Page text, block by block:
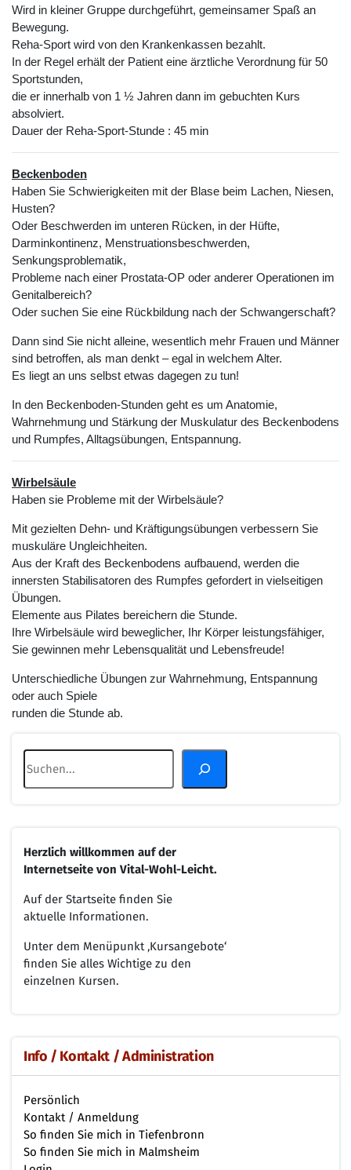
Wird in kleiner Gruppe durchgeführt, gemeinsamer Spaß an
Bewegung.
Reha-Sport wird von den Krankenkassen bezahlt.
In der Regel erhält der Patient eine ärztliche Verordnung für 50
Sportstunden,
die er innerhalb von 1 ½ Jahren dann im gebuchten Kurs
absolviert.
Dauer der Reha-Sport-Stunde : 45 min
Beckenboden
Haben Sie Schwierigkeiten mit der Blase beim Lachen, Niesen,
Husten?
Oder Beschwerden im unteren Rücken, in der Hüfte,
Darminkontinenz, Menstruationsbeschwerden,
Senkungsproblematik,
Probleme nach einer Prostata-OP oder anderer Operationen im
Genitalbereich?
Oder suchen Sie eine Rückbildung nach der Schwangerschaft?
Dann sind Sie nicht alleine, wesentlich mehr Frauen und Männer
sind betroffen, als man denkt – egal in welchem Alter.
Es liegt an uns selbst etwas dagegen zu tun!
In den Beckenboden-Stunden geht es um Anatomie,
Wahrnehmung und Stärkung der Muskulatur des Beckenbodens
und Rumpfes, Alltagsübungen, Entspannung.
Wirbelsäule
Haben sie Probleme mit der Wirbelsäule?
Mit gezielten Dehn- und Kräftigungsübungen verbessern Sie
muskuläre Ungleichheiten.
Aus der Kraft des Beckenbodens aufbauend, werden die
innersten Stabilisatoren des Rumpfes gefordert in vielseitigen
Übungen.
Elemente aus Pilates bereichern die Stunde.
Ihre Wirbelsäule wird beweglicher, Ihr Körper leistungsfähiger,
Sie gewinnen mehr Lebensqualität und Lebensfreude!
Unterschiedliche Übungen zur Wahrnehmung, Entspannung
oder auch Spiele
runden die Stunde ab.
Suchen
Herzlich willkommen auf der
Internetseite von Vital-Wohl-Leicht.
Auf der Startseite finden Sie
aktuelle Informationen.
Unter dem Menüpunkt ‚Kursangebote‘
finden Sie alles Wichtige zu den
einzelnen Kursen.
Info / Kontakt / Administration
Persönlich
Kontakt / Anmeldung
So finden Sie mich in Tiefenbronn
So finden Sie mich in Malmsheim